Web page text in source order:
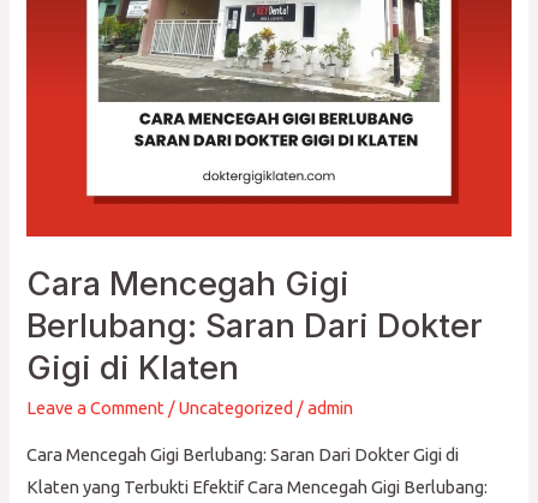
Cara Mencegah Gigi
Berlubang: Saran Dari Dokter
Gigi di Klaten
Leave a Comment /Uncategorized /admin
Cara Mencegah Gigi Berlubang: Saran Dari Dokter Gigi di
Klaten yang Terbukti Efektif Cara Mencegah Gigi Berlubang: